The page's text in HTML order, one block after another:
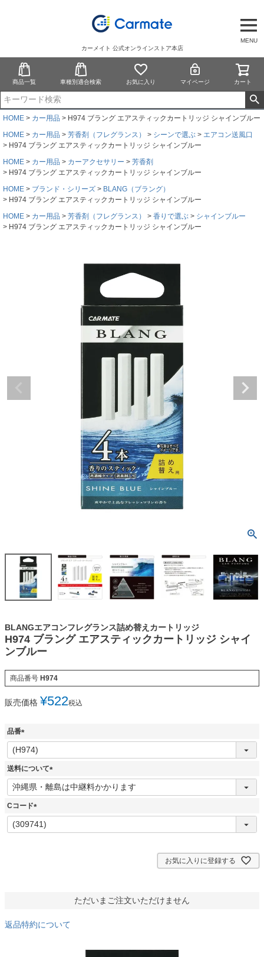
MENU
カーメイト 公式オンラインストア本店
商品一覧 車種別適合検索 お気に入り マイページ カート
HOME カー用品
H974 ブラング エアスティックカートリッジ シャインブルー
HOME
カー用品 芳香剤（フレグランス） シーンで選ぶ
エアコン送風口
H974 ブラング エアスティックカートリッジ シャインブルー
HOME
カー用品 カーアクセサリー
芳香剤
H974 ブラング エアスティックカートリッジ シャインブルー
HOME
ブランド・シリーズ
BLANG（ブラング）
H974 ブラング エアスティックカートリッジ シャインブルー
HOME
カー用品 芳香剤（フレグランス） 香りで選ぶ
シャインブルー
H974 ブラング エアスティックカートリッジ シャインブルー
BLANGエアコンフレグランス詰め替えカートリッジ
H974 ブラング エアスティックカートリッジ シャイ
ンブルー
商品番号 H974
販売価格 ¥522税込
品番
(
必
須
送料について
(
必
Cコード
(
必
お気に入りに登録する
ただいまご注文いただけません
返品特約について